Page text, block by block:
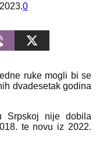
0
ruke mogli bi se
dvadesetak godina
Srpskoj nije dobila
te novu iz 2022.